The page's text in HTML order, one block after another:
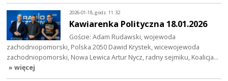
2026-01-18, godz. 11:32
Kawiarenka Polityczna 18.01.2026
Goście: Adam Rudawski, wojewoda
zachodniopomorski, Polska 2050 Dawid Krystek, wicewojewoda
zachodniopomorski, Nowa Lewica Artur Nycz, radny sejmiku, Koalicja…
» więcej